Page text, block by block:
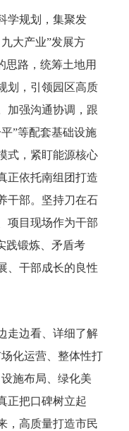
学规划，集聚发
大产业”发展方
思路，统筹土地用
划，引领园区高质
加强沟通协调，跟
”等配套基础设施
式，紧盯能源核心
正依托南组团打造
干部。 坚持刀在石
项目现场作为干部
践锻炼、矛盾考
、干部成长的良性
走边看、详细了解
化运营、整体性打
施布局、绿化美
正把口碑树立起
，高质量打造市民